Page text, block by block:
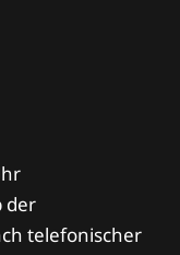
der
telefonischer